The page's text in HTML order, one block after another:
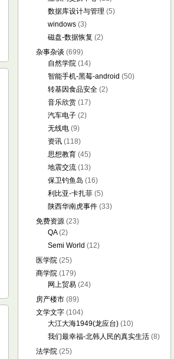
数据库设计与管理 (5)
windows (3)
磁盘-数据恢复 (2)
杂事杂谈 (699)
自然学院 (14)
智能手机-黑莓-android (50)
转基因食品安全 (2)
音乐欣赏 (17)
汽车电子 (2)
无线电 (9)
资讯 (118)
思想教育 (45)
地震交流 (13)
保卫钓鱼岛 (16)
利比亚-卡扎菲 (5)
陕西华南虎事件 (33)
免费资源 (23)
QA(2)
Semi World (12)
医学院 (25)
商学院 (179)
网上贸易 (24)
房产楼市 (89)
文学文字 (104)
大江大海1949(龙应台) (10)
我们最幸福-北韩人民的真实生活 (8)
法学院 (25)